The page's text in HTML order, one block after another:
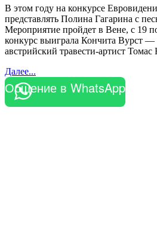
В этом году на конкурсе
представлять Полина Гагарина с
Мероприятие пройдет в Вене, с 19
конкурс выиграла Кончита Вурст —
австрийский травести-артист Томас
Далее...
Общение в WhatsApp